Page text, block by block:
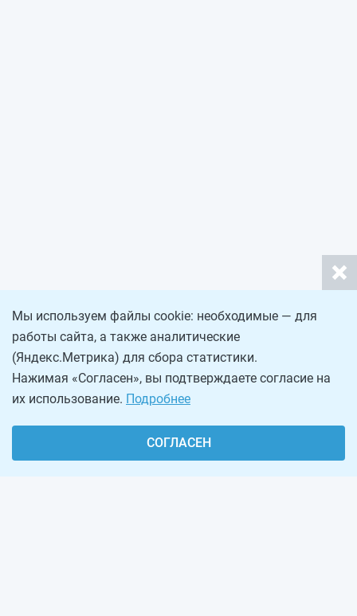
Мы используем файлы cookie: необходимые — для
работы сайта, а также аналитические
(Яндекс.Метрика) для сбора статистики.
Нажимая «Согласен», вы подтверждаете согласие на
их использование. Подробнее
СОГЛАСЕН